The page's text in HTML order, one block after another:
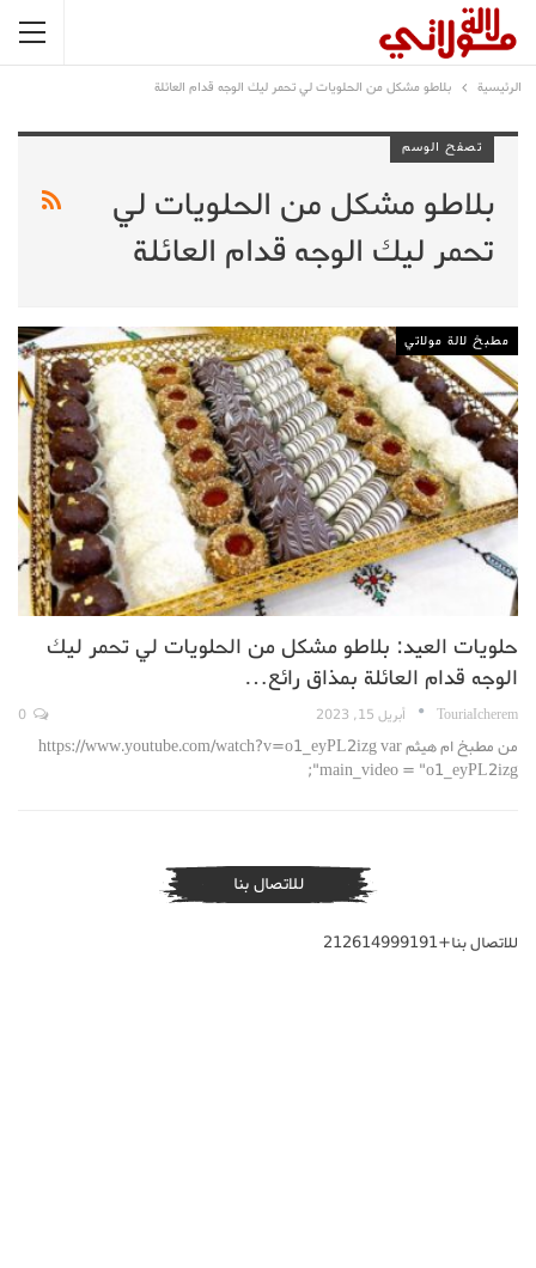
الرئيسية بلاطو مشكل من الحلويات لي تحمر ليك الوجه قدام العائلة
تصفح الوسم
بلاطو مشكل من الحلويات لي
تحمر ليك الوجه قدام العائلة
مطبخ لالة مولاتي
حلويات العيد: بلاطو مشكل من الحلويات لي تحمر ليك
الوجه قدام العائلة بمذاق رائع…
TouriaIcherem أبريل 15, 2023
من مطبخ ام هيثم https://www.youtube.com/watch?v=o1_eyPL2izg var
main_video = "o1_eyPL2izg";
للاتصال بنا
للاتصال بنا+212614999191